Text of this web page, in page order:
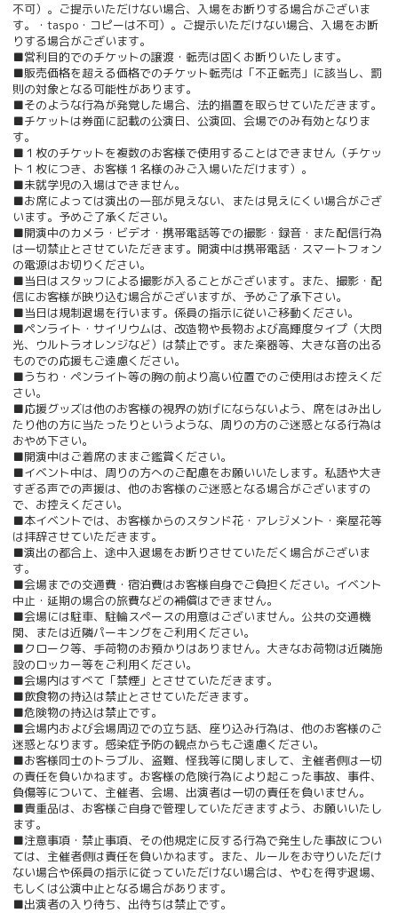
不可）。ご提示いただけない場合、入場をお断りする場合がございま
す。・taspo・コピーは不可）。ご提示いただけない場合、入場をお断
りする場合がございます。
■営利目的でのチケットの譲渡・転売は固くお断りいたします。
■販売価格を超える価格でのチケット転売は「不正転売」に該当し、罰
則の対象となる可能性があります。
■そのような行為が発覚した場合、法的措置を取らせていただきます。
■チケットは券面に記載の公演日、公演回、会場でのみ有効となりま
す。
■１枚のチケットを複数のお客様で使用することはできません（チケッ
ト１枚につき、お客様１名様のみご入場いただけます）。
■未就学児の入場はできません。
■お席によっては演出の一部が見えない、または見えにくい場合がござ
います。予めご了承ください。
■開演中のカメラ・ビデオ・携帯電話等での撮影・録音・また配信行為
は一切禁止とさせていただきます。開演中は携帯電話・スマートフォン
の電源はお切りください。
■当日はスタッフによる撮影が入ることがございます。また、撮影・配
信にお客様が映り込む場合がございますが、予めご了承下さい。
■当日は規制退場を行います。係員の指示に従いご移動ください。
■ペンライト・サイリウムは、改造物や長物および高輝度タイプ（大閃
光、ウルトラオレンジなど）は禁止です。また楽器等、大きな音の出る
ものでの応援もご遠慮ください。
■うちわ・ペンライト等の胸の前より高い位置でのご使用はお控えくだ
さい。
■応援グッズは他のお客様の視界の妨げにならないよう、席をはみ出し
たり他の方に当たったりというような、周りの方のご迷惑となる行為は
おやめ下さい。
■開演中はご着席のままご鑑賞ください。
■イベント中は、周りの方へのご配慮をお願いいたします。私語や大き
すぎる声での声援は、他のお客様のご迷惑となる場合がございますの
で、お控えください。
■本イベントでは、お客様からのスタンド花・アレジメント・楽屋花等
は拝辞させていただきます。
■演出の都合上、途中入退場をお断りさせていただく場合がございま
す。
■会場までの交通費・宿泊費はお客様自身でご負担ください。イベント
中止・延期の場合の旅費などの補償はできません。
■会場には駐車、駐輪スペースの用意はございません。公共の交通機
関、または近隣パーキングをご利用ください。
■クローク等、手荷物のお預かりはありません。大きなお荷物は近隣施
設のロッカー等をご利用ください。
■会場内はすべて「禁煙」とさせていただきます。
■飲食物の持込は禁止とさせていただきます。
■危険物の持込は禁止です。
■会場内および会場周辺での立ち話、座り込み行為は、他のお客様のご
迷惑となります。感染症予防の観点からもご遠慮ください。
■お客様同士のトラブル、盗難、怪我等に関しまして、主催者側は一切
の責任を負いかねます。お客様の危険行為により起こった事故、事件、
負傷等について、主催者、会場、出演者は一切の責任を負いません。
■貴重品は、お客様ご自身で管理していただきますよう、お願いいたし
ます。
■注意事項・禁止事項、その他規定に反する行為で発生した事故につい
ては、主催者側は責任を負いかねます。また、ルールをお守りいただけ
ない場合や係員の指示に従っていただけない場合は、やむを得ず退場、
もしくは公演中止となる場合があります。
■出演者の入り待ち、出待ちは禁止です。